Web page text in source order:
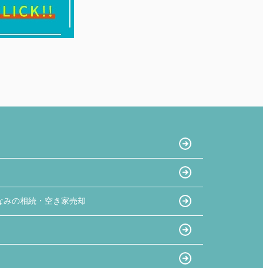
の相続・空き家売却